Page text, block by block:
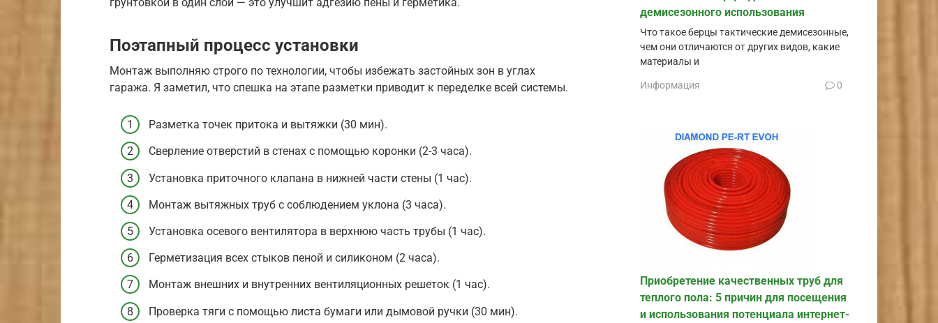
Поэтапный процесс установки
Монтаж выполняю строго по технологии, чтобы избежать застойных зон в углах
гаража. Я заметил, что спешка на этапе разметки приводит к переделке всей системы.
Разметка точек притока и вытяжки (30 мин).
Сверление отверстий в стенах с помощью коронки (2-3 часа).
Установка приточного клапана в нижней части стены (1 час).
Монтаж вытяжных труб с соблюдением уклона (3 часа).
Установка осевого вентилятора в верхнюю часть трубы (1 час).
Герметизация всех стыков пеной и силиконом (2 часа).
Монтаж внешних и внутренних вентиляционных решеток (1 час).
Проверка тяги с помощью листа бумаги или дымовой ручки (30 мин).
демисезонного использования
Что такое берцы тактические демисезонные,
чем они отличаются от других видов, какие
материалы и
Информация 0
Приобретение качественных труб для
теплого пола: 5 причин для посещения
и использования потенциала интернет-